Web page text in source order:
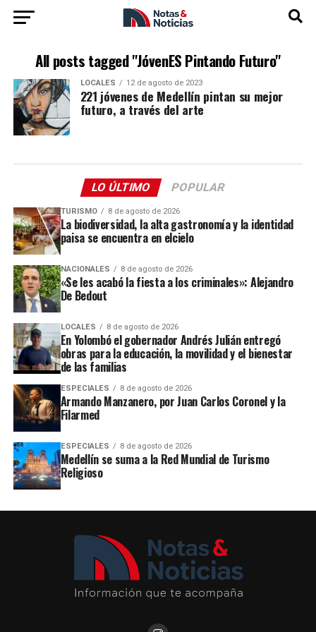
All posts tagged "JóvenES Pintando Futuro"
LOCALES 12 de agosto de 2023
221 jóvenes de Medellín pintan su mejor
futuro, a través del arte
LO ÚLTIMO POPULAR
TURISMO 8 de agosto de 2026
La biodiversidad, la alta gastronomía y la identidad
paisa se encuentra en elcielo
NACIONALES 8 de agosto de 2026
«Se les acabó la fiesta a los criminales»: Alejandro
De Bedout
LOCALES 8 de agosto de 2026
En Yolombó el gobernador Andrés Julián entregó
obras para la educación, la movilidad y el bienestar
de las familias
ESPECIALES 8 de agosto de 2026
Armando Manzanero, por Juan Carlos Coronel y la
Filarmed
ESPECIALES 8 de agosto de 2026
Medellín se suma a la Red Mundial de Turismo
Religioso